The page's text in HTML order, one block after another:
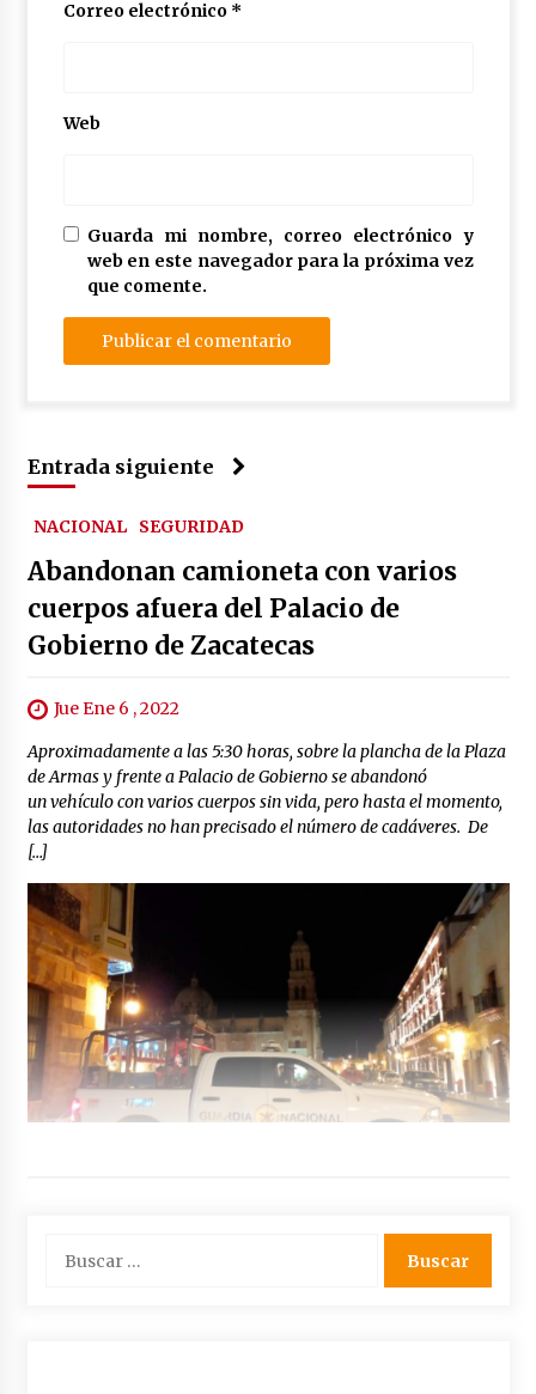
Correo electrónico *
Web
Guarda mi nombre, correo electrónico y
web en este navegador para la próxima vez
que comente.
Entrada siguiente
NACIONAL SEGURIDAD
Abandonan camioneta con varios
cuerpos afuera del Palacio de
Gobierno de Zacatecas
Jue Ene 6 , 2022
Aproximadamente a las 5:30 horas, sobre la plancha de la Plaza
de Armas y frente a Palacio de Gobierno se abandonó
un vehículo con varios cuerpos sin vida, pero hasta el momento,
las autoridades no han precisado el número de cadáveres. De
[…]